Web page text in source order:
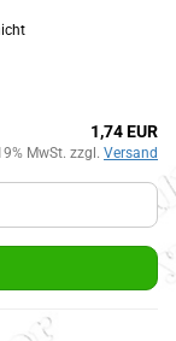
1,74 EUR
MwSt. zzgl. Versand